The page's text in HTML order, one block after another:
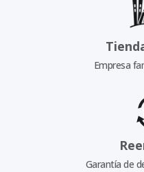
Empresa
Garantía de